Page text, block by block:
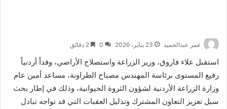
عمر عبدالحميد 23 يناير، 2026 0
استقبل علاء فاروق، وزير الزراعة واستصلاح الأراضي، وفداً أردنياً
رفيع المستوى برئاسة المهندس مصباح الطراونة، مساعد أمين عام
وزارة الزراعة الأردنية لشؤون الثروة الحيوانية، وذلك في إطار بحث
سبل تعزيز التعاون المشترك وتذليل العقبات التي قد تواجه تبادل